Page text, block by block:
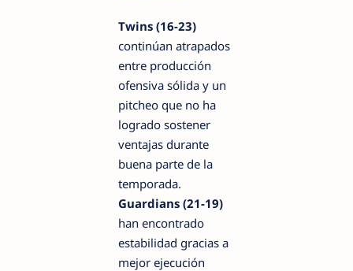
Twins (16-23)
continúan atrapados
entre producción
ofensiva sólida y un
pitcheo que no ha
logrado sostener
ventajas durante
buena parte de la
temporada.
Guardians (21-19)
han encontrado
estabilidad gracias a
mejor ejecución